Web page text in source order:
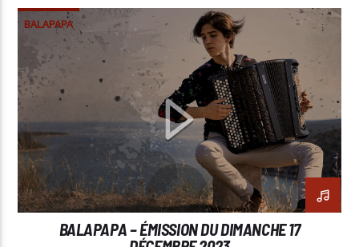
BALAPAPA
BALAPAPA – ÉMISSION DU DIMANCHE 17